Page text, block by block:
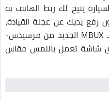
يتيح لك ربط الهاتف به
رفع يديك عن عجلة القيادة،
وجدير بالذكر ايضًا انها مُزودة بـ MBUX الجديد من مرسيدس-
شاشة تعمل باللمس مقاس